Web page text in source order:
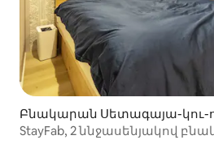
Բնակարան Սետագայա-կու-
StayFab, 2 ննջասենյակով